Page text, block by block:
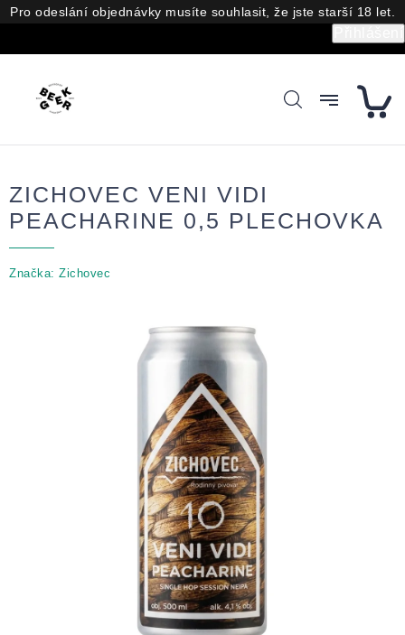
Přejít
na
Pro odeslání objednávky musíte souhlasit, že jste starší 18 let.
ZICHOVEC VENI VIDI
PEACHARINE 0,5 PLECHOVKA
Značka: Zichovec